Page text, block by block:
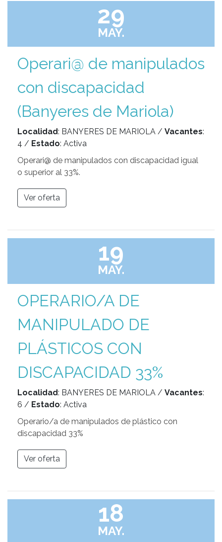
29
MAY.
Operari@ de manipulados
con discapacidad
(Banyeres de Mariola)
Localidad: BANYERES DE MARIOLA / Vacantes:
4 / Estado: Activa
Operari@ de manipulados con discapacidad igual
o superior al 33%.
Ver oferta
19
MAY.
OPERARIO/A DE
MANIPULADO DE
PLÁSTICOS CON
DISCAPACIDAD 33%
Localidad: BANYERES DE MARIOLA / Vacantes:
6 / Estado: Activa
Operario/a de manipulados de plástico con
discapacidad 33%
Ver oferta
18
MAY.